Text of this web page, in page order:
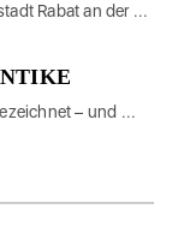
Rabat an der ...
– und ...